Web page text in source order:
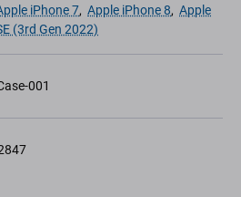
iPhone 7, Apple iPhone 8, Apple
(3rd Gen 2022)
001